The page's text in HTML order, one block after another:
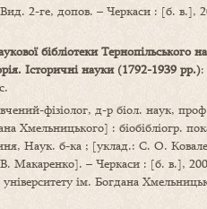
Вид. 2-ге, допов. – Черкаси : [б. в.],
бібліотеки Тернопільського
Історичні науки (1792-1939 рр.)
фізіолог, д-р біол. наук,
Хмельницького] : біобібліогр.
Наук. б-ка ; [уклад.: С. О.
Макаренко]. – Черкаси : [б. в.],
університету ім. Богдана